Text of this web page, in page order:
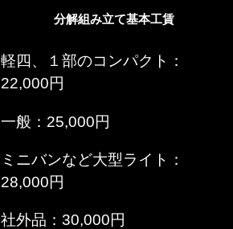
分解組み立て基本工賃
軽四、１部のコンパクト：
22,000円
一般：25,000円
ミニバンなど大型ライト：
28,000円
社外品：30,000円